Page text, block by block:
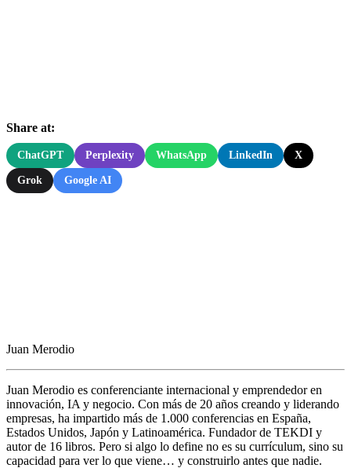
Share at:
ChatGPT Perplexity WhatsApp LinkedIn X
Grok Google AI
Juan Merodio
Juan Merodio es conferenciante internacional y emprendedor en
innovación, IA y negocio. Con más de 20 años creando y liderando
empresas, ha impartido más de 1.000 conferencias en España,
Estados Unidos, Japón y Latinoamérica. Fundador de TEKDI y
autor de 16 libros. Pero si algo lo define no es su currículum, sino su
capacidad para ver lo que viene… y construirlo antes que nadie.